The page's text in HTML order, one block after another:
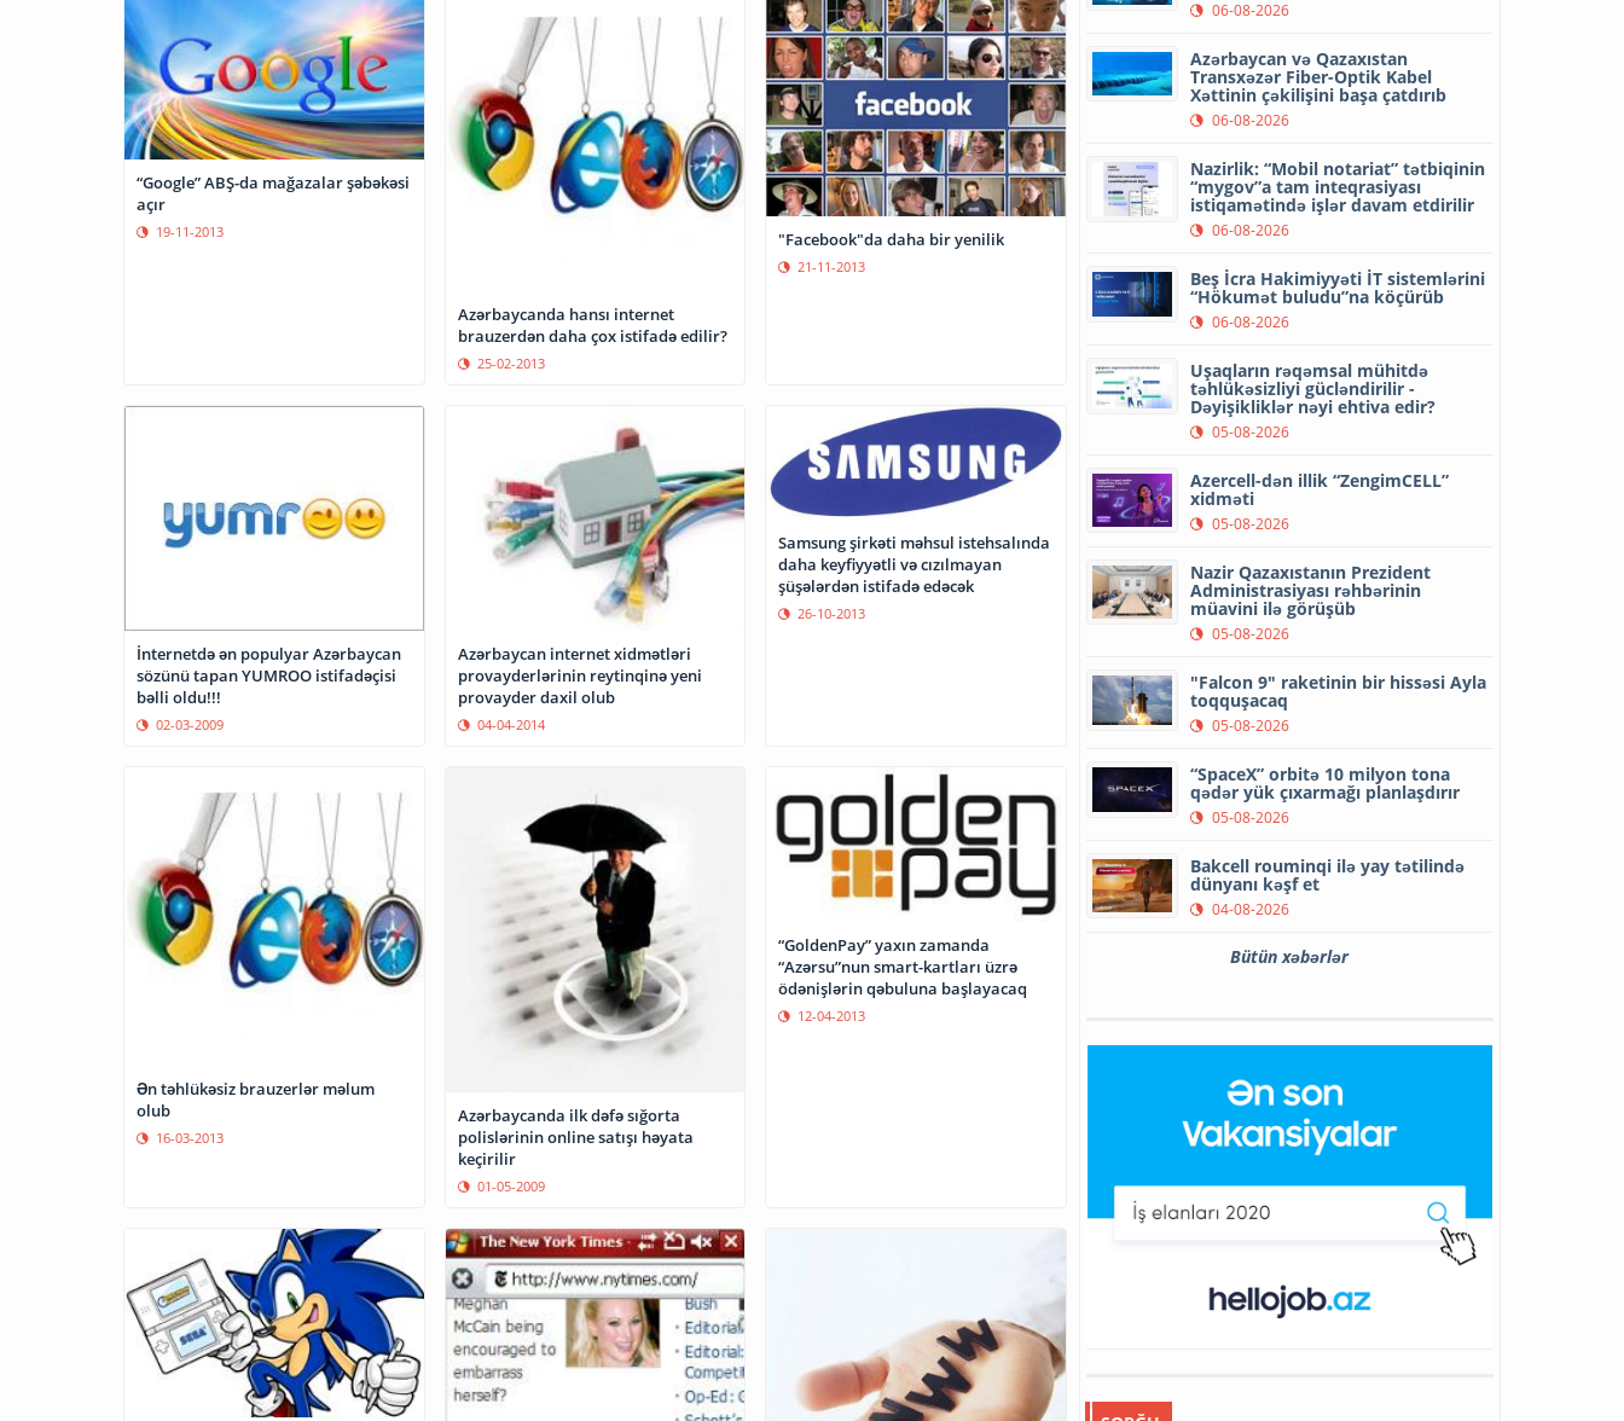
“Google” ABŞ-da mağazalar şəbəkəsi
açır
19-11-2013
Azərbaycanda hansı internet
brauzerdən daha çox istifadə edilir?
25-02-2013
"Facebook"da daha bir yenilik
21-11-2013
İnternetdə ən populyar Azərbaycan
sözünü tapan YUMROO istifadəçisi
bəlli oldu!!!
02-03-2009
Azərbaycan internet xidmətləri
provayderlərinin reytinqinə yeni
provayder daxil olub
04-04-2014
Samsung şirkəti məhsul istehsalında
daha keyfiyyətli və cızılmayan
şüşələrdən istifadə edəcək
26-10-2013
Ən təhlükəsiz brauzerlər məlum
olub
16-03-2013
Azərbaycanda ilk dəfə sığorta
polislərinin online satışı həyata
keçirilir
01-05-2009
“GoldenPay” yaxın zamanda
“Azərsu”nun smart-kartları üzrə
ödənişlərin qəbuluna başlayacaq
12-04-2013
06-08-2026
Azərbaycan və Qazaxıstan
Transxəzər Fiber-Optik Kabel
Xəttinin çəkilişini başa çatdırıb
06-08-2026
Nazirlik: “Mobil notariat” tətbiqinin
“mygov”a tam inteqrasiyası
istiqamətində işlər davam etdirilir
06-08-2026
Beş İcra Hakimiyyəti İT sistemlərini
“Hökumət buludu”na köçürüb
06-08-2026
Uşaqların rəqəmsal mühitdə
təhlükəsizliyi gücləndirilir -
Dəyişikliklər nəyi ehtiva edir?
05-08-2026
Azercell-dən illik “ZengimCELL”
xidməti
05-08-2026
Nazir Qazaxıstanın Prezident
Administrasiyası rəhbərinin
müavini ilə görüşüb
05-08-2026
"Falcon 9" raketinin bir hissəsi Ayla
toqquşacaq
05-08-2026
“SpaceX” orbitə 10 milyon tona
qədər yük çıxarmağı planlaşdırır
05-08-2026
Bakcell rouminqi ilə yay tətilində
dünyanı kəşf et
04-08-2026
Bütün xəbərlər